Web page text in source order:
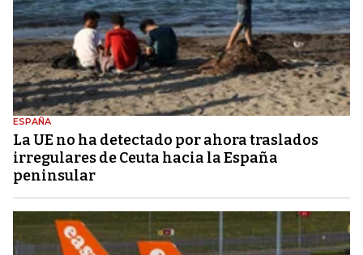
ESPAÑA
La UE no ha detectado por ahora traslados
irregulares de Ceuta hacia la España
peninsular